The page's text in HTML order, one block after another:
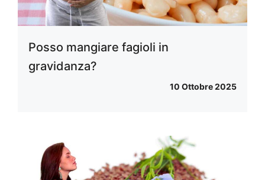
Posso mangiare fagioli in
gravidanza?
10 Ottobre 2025